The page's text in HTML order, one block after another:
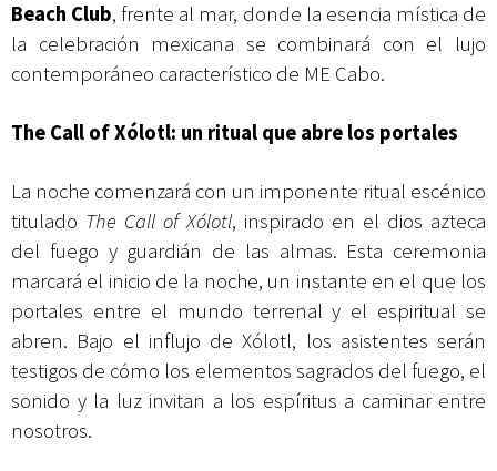
Beach Club, frente al mar, donde la esencia mística de
la celebración mexicana se combinará con el lujo
contemporáneo característico de ME Cabo.
The Call of Xólotl: un ritual que abre los portales
La noche comenzará con un imponente ritual escénico
titulado The Call of Xólotl, inspirado en el dios azteca
del fuego y guardián de las almas. Esta ceremonia
marcará el inicio de la noche, un instante en el que los
portales entre el mundo terrenal y el espiritual se
abren. Bajo el influjo de Xólotl, los asistentes serán
testigos de cómo los elementos sagrados del fuego, el
sonido y la luz invitan a los espíritus a caminar entre
nosotros.